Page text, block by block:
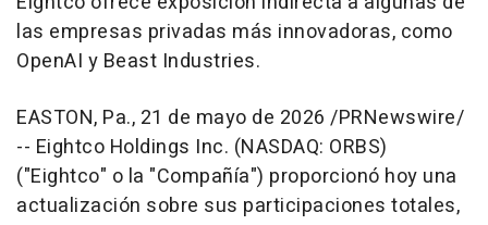
las empresas privadas más innovadoras, como
OpenAI y Beast Industries.
EASTON, Pa., 21 de mayo de 2026 /PRNewswire/
-- Eightco Holdings Inc. (NASDAQ: ORBS)
("Eightco" o la "Compañía") proporcionó hoy una
actualización sobre sus participaciones totales,